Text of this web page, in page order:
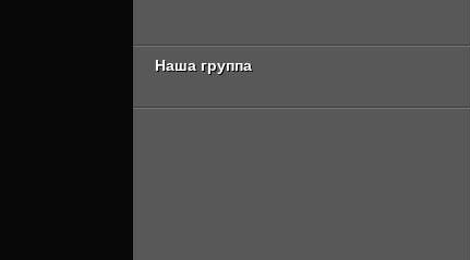
Наша группа